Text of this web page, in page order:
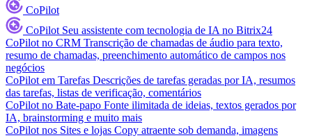
CoPilot
CoPilot Seu assistente com tecnologia de IA no Bitrix24
CoPilot no CRM Transcrição de chamadas de áudio para texto,
resumo de chamadas, preenchimento automático de campos nos
negócios
CoPilot em Tarefas Descrições de tarefas geradas por IA, resumos
das tarefas, listas de verificação, comentários
CoPilot no Bate-papo Fonte ilimitada de ideias, textos gerados por
IA, brainstorming e muito mais
CoPilot nos Sites e lojas Copy atraente sob demanda, imagens